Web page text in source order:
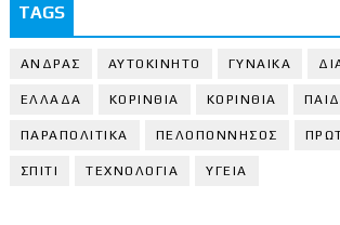
TAGS
ΑΝΔΡΑΣ ΑΥΤΟΚΙΝΗΤΟ ΓΥΝΑΙΚΑ
ΕΛΛΑΔΑ ΚΟΡΙΝΘΙΑ ΚΟΡΙΝΘΙA
ΠΑΡΑΠΟΛΙΤΙΚΑ ΠΕΛΟΠΟΝΝΗΣΟΣ
ΣΠΙΤΙ ΤΕΧΝΟΛΟΓΙΑ ΥΓΕΙΑ